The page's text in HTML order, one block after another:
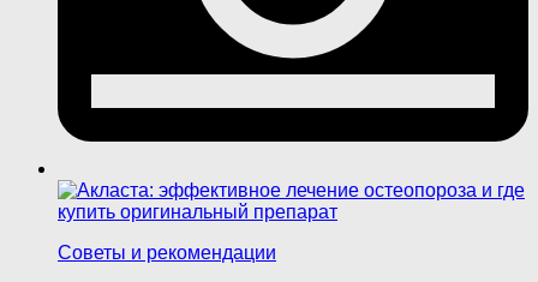
Советы и рекомендации